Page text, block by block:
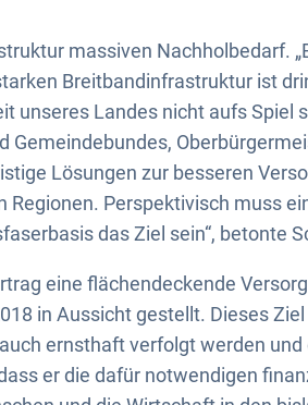
massiven Nachholbedarf.
Breitbandinfrastruktur ist
unseres Landes nicht aufs Spiel
Gemeindebundes,
Lösungen zur besseren
Regionen. Perspektivisch muss
das Ziel sein“, betonte
eine flächendeckende
in Aussicht gestellt. Dieses
ernsthaft verfolgt werden
er die dafür notwendigen